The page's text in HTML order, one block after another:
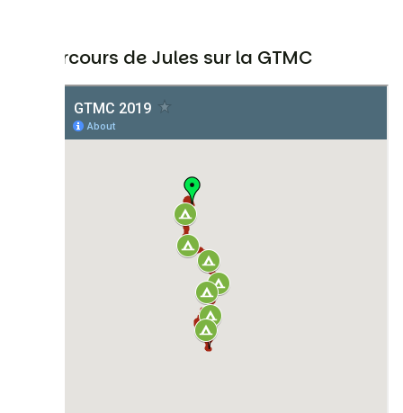
Le parcours de Jules sur la GTMC